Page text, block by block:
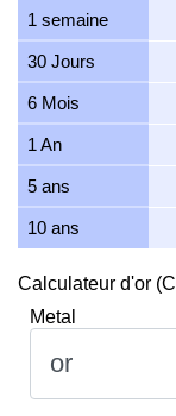
12 juillet 2026
11 juillet 2026
10 juillet 2026
1 semaine
30 Jours
6 Mois
1 An
5 ans
10 ans
Calculateur d'or
Metal